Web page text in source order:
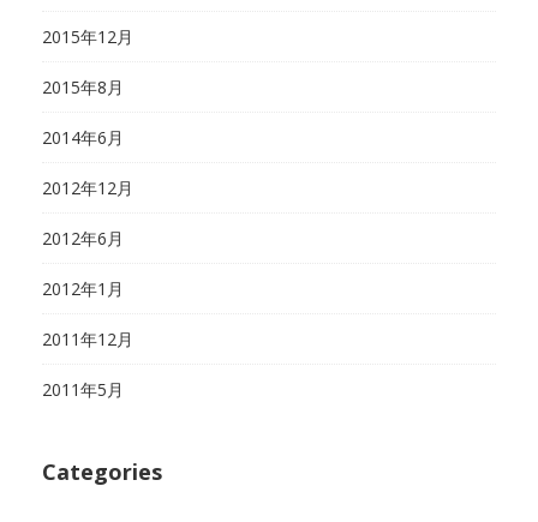
2015年12月
2015年8月
2014年6月
2012年12月
2012年6月
2012年1月
2011年12月
2011年5月
Categories